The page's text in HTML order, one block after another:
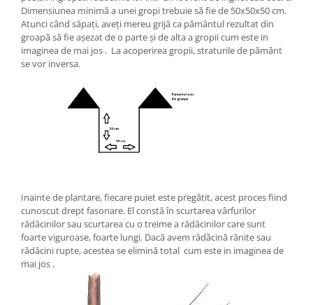
Dimensiunea minimă a unei gropi trebuie să fie de 50x50x50 cm.
Atunci când săpați, aveți mereu grijă ca pământul rezultat din
groapă să fie așezat de o parte și de alta a gropii cum este in
imaginea de mai jos . La acoperirea gropii, straturile de pământ
se vor inversa.
Inainte de plantare, fiecare puiet este pregătit, acest proces fiind
cunoscut drept fasonare. El constă în scurtarea vârfurilor
rădăcinilor sau scurtarea cu o treime a rădăcinilor care sunt
foarte viguroase, foarte lungi. Dacă avem rădăcină rănite sau
rădăcini rupte, acestea se elimină total cum este in imaginea de
mai jos .